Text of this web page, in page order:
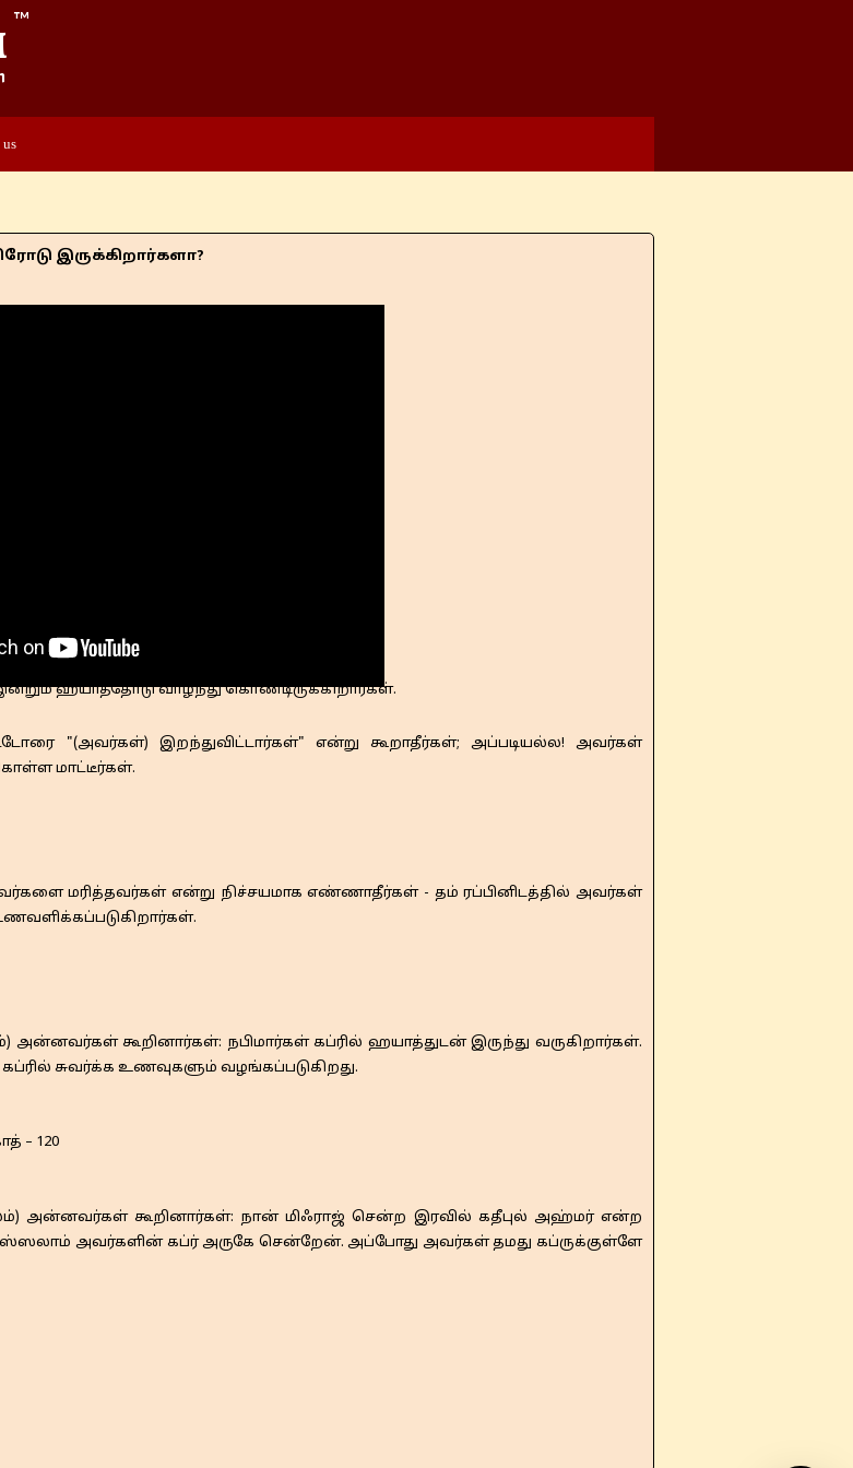
™
ஹயாத்தோடு வாழ்ந்து கொண்டிருக்கிறார்கள்.
"(அவர்கள்) இறந்துவிட்டார்கள்" என்று கூறாதீர்கள்; அப்படியல்ல! அவர்கள்
மாட்டீர்கள்.
மரித்தவர்கள் என்று நிச்சயமாக எண்ணாதீர்கள் - தம் ரப்பினிடத்தில் அவர்கள்
கூறினார்கள்: நபிமார்கள் கப்ரில் ஹயாத்துடன் இருந்து வருகிறார்கள்.
சுவர்க்க உணவுகளும் வழங்கப்படுகிறது.
– 120
கூறினார்கள்: நான் மிஃராஜ் சென்ற இரவில் கதீபுல் அஹ்மர் என்ற
அவர்களின் கப்ர் அருகே சென்றேன். அப்போது அவர்கள் தமது கப்ருக்குள்ளே